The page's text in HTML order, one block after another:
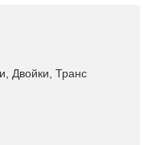
Двойки, Транс